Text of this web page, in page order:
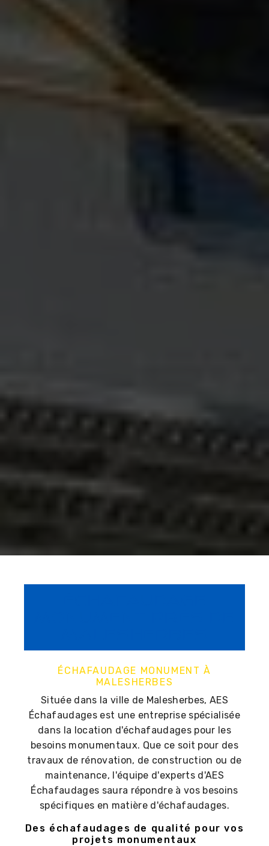
ÉCHAFAUDAGE MONUMENT À
MALESHERBES
Située dans la ville de Malesherbes, AES
Échafaudages est une entreprise spécialisée
dans la location d'échafaudages pour les
besoins monumentaux. Que ce soit pour des
travaux de rénovation, de construction ou de
maintenance, l'équipe d'experts d'AES
Échafaudages saura répondre à vos besoins
spécifiques en matière d'échafaudages.
Des échafaudages de qualité pour vos
projets monumentaux